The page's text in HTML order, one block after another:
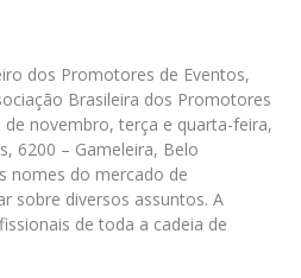
dos Promotores de Eventos,
Brasileira dos Promotores
de novembro, terça e quarta-feira,
6200 – Gameleira, Belo
nomes do mercado de
sobre diversos assuntos. A
de toda a cadeia de